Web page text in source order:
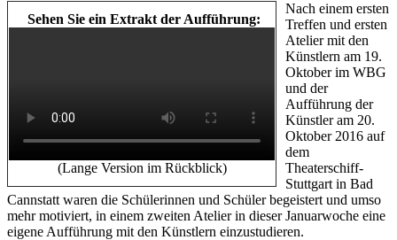
Sehen Sie ein Extrakt der Aufführung:
(Lange Version im Rückblick)
Nach einem ersten
Treffen und ersten
Atelier mit den
Künstlern am 19.
Oktober im WBG
und der
Aufführung der
Künstler am 20.
Oktober 2016 auf
dem
Theaterschiff-
Stuttgart in Bad
Cannstatt waren die Schülerinnen und Schüler begeistert und umso
mehr motiviert, in einem zweiten Atelier in dieser Januarwoche eine
eigene Aufführung mit den Künstlern einzustudieren.